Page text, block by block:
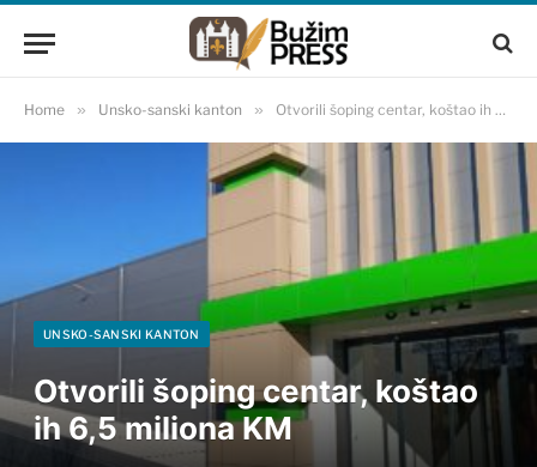
Home » Unsko-sanski kanton » Otvorili šoping centar, koštao ih 6,5 miliona KM
UNSKO-SANSKI KANTON
Otvorili šoping centar, koštao
ih 6,5 miliona KM